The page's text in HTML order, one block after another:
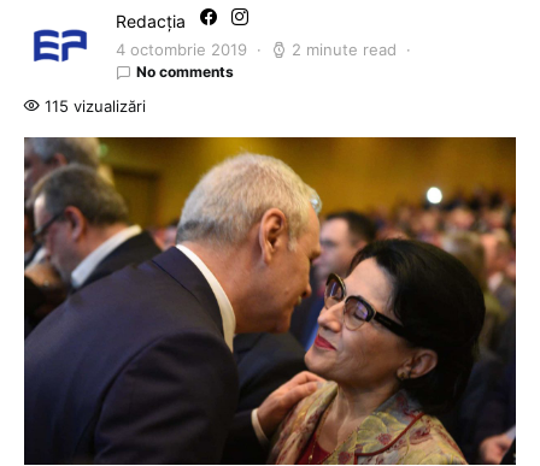
Redacția
4 octombrie 2019 2 minute read
No comments
115 vizualizări